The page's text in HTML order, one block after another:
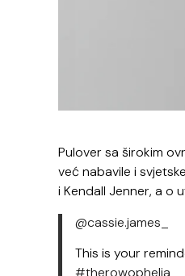
Pulover sa širokim
već nabavile i
i Kendall Jenner, a o
@cassie.james_
This is your
#therowophelia